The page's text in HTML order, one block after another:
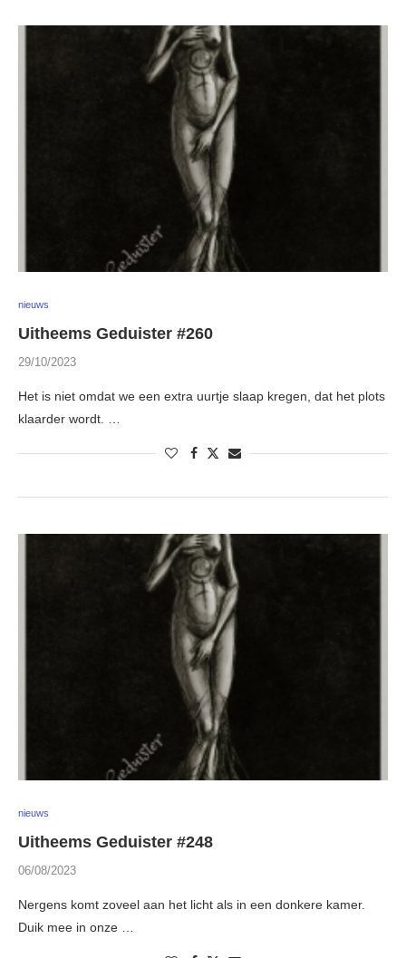
nieuws
Uitheems Geduister #260
29/10/2023
Het is niet omdat we een extra uurtje slaap kregen, dat het plots
klaarder wordt. …
nieuws
Uitheems Geduister #248
06/08/2023
Nergens komt zoveel aan het licht als in een donkere kamer.
Duik mee in onze …